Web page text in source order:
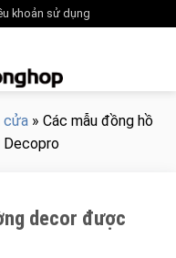
khoản sử dụng
cửa » Các mẫu đồng hồ
decor được